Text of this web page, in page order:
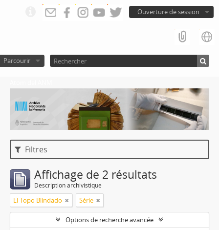
Ouverture de session
Parcourir
Filtres
Affichage de 2 résultats
Description archivistique
El Topo Blindado Série
Options de recherche avancée